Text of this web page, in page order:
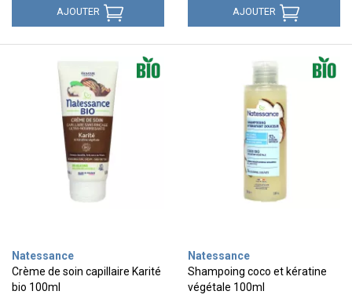
AJOUTER AJOUTER
Natessance
Crème de soin capillaire Karité
bio 100ml
Natessance
Shampoing coco et kératine
végétale 100ml